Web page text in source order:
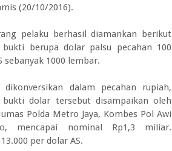
(20/10/2016).
pelaku berhasil diamankan berikut
bukti berupa dolar palsu pecahan 100
sebanyak 1000 lembar.
dikonversikan dalam pecahan rupiah,
bukti dolar tersebut disampaikan oleh
Polda Metro Jaya, Kombes Pol Awi
mencapai nominal Rp1,3 miliar.
per dolar AS.